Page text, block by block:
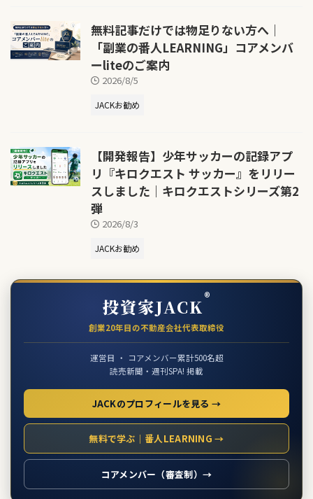
無料記事だけでは物足りない方へ｜
「副業の番人LEARNING」コアメンバ
ーliteのご案内
2026/8/5
JACKお勧め
【開発報告】少年サッカーの記録アプ
リ『キロクエスト サッカー』をリリー
スしました｜キロクエストシリーズ第2
弾
2026/8/3
JACKお勧め
投資家JACK®
創業20年目の不動産会社代表取締役
運営目 ・ コアメンバー累計500名超
読売新聞・週刊SPA! 掲載
JACKのプロフィールを見る →
無料で学ぶ｜番人LEARNING →
コアメンバー（審査制）→